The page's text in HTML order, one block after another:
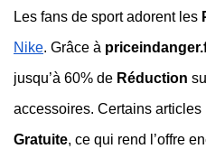
Les fans de sport adorent les
Nike. Grâce à
jusqu’à 60% de Réduction
accessoires. Certains articles
Gratuite, ce qui rend l’offre